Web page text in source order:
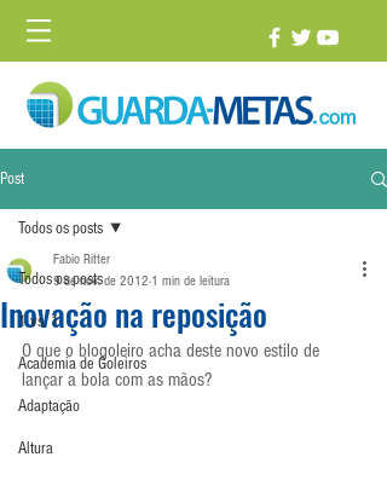
Post
Todos os posts
1 vs. 1
Academia de Goleiros
Adaptação
Altura
Todos os posts
Inovação na reposição
Fabio Ritter
9 de nov. de 2012 1 min de leitura
O que o blogoleiro acha deste novo estilo de
lançar a bola com as mãos?